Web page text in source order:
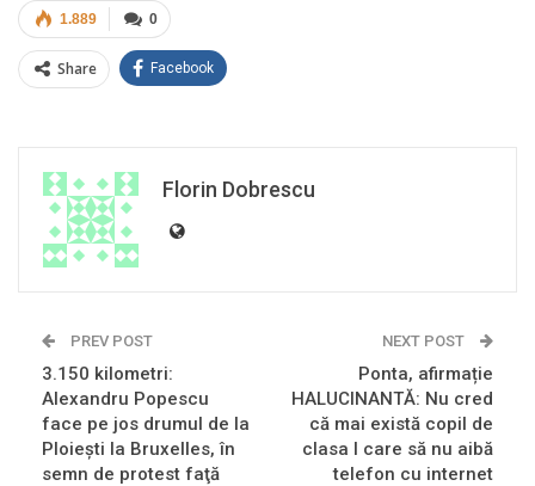
0
1.889
Share Facebook
Florin Dobrescu
PREV POST
3.150 kilometri:
Alexandru Popescu
face pe jos drumul de la
Ploieşti la Bruxelles, în
semn de protest faţă
NEXT POST
Ponta, afirmație
HALUCINANTĂ: Nu cred
că mai există copil de
clasa I care să nu aibă
telefon cu internet